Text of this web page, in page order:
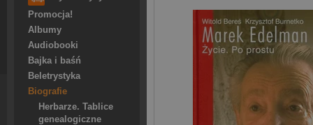
Promocja!
Albumy
Audiobooki
Bajka i baśń
Beletrystyka
Biografie
Herbarze. Tablice
genealogiczne